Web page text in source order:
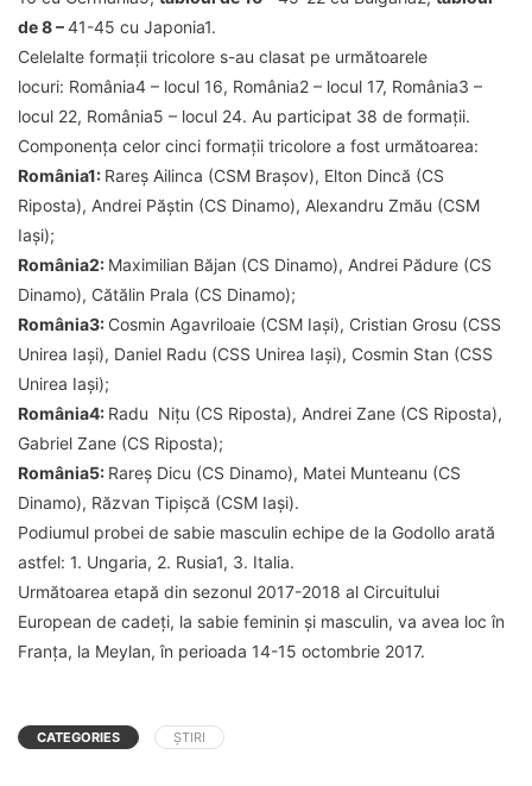
de 8 –41-45 cu Japonia1.
Celelalte formații tricolore s-au clasat pe următoarele
locuri: România4 – locul 16, România2 – locul 17, România3 –
locul 22, România5 – locul 24. Au participat 38 de formații.
Componența celor cinci formații tricolore a fost următoarea:
România1: Rareș Ailinca (CSM Brașov), Elton Dincă (CS
Riposta), Andrei Păștin (CS Dinamo), Alexandru Zmău (CSM
Iași);
România2: Maximilian Băjan (CS Dinamo), Andrei Pădure (CS
Dinamo), Cătălin Prala (CS Dinamo);
România3: Cosmin Agavriloaie (CSM Iași), Cristian Grosu (CSS
Unirea Iași), Daniel Radu (CSS Unirea Iași), Cosmin Stan (CSS
Unirea Iași);
România4: Radu Nițu (CS Riposta), Andrei Zane (CS Riposta),
Gabriel Zane (CS Riposta);
România5: Rareș Dicu (CS Dinamo), Matei Munteanu (CS
Dinamo), Răzvan Tipișcă (CSM Iași).
Podiumul probei de sabie masculin echipe de la Godollo arată
astfel: 1. Ungaria, 2. Rusia1, 3. Italia.
Următoarea etapă din sezonul 2017-2018 al Circuitului
European de cadeți, la sabie feminin și masculin, va avea loc în
Franța, la Meylan, în perioada 14-15 octombrie 2017.
CATEGORIES ȘTIRI